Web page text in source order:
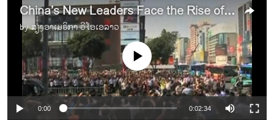
China’s New Leaders Face the Rise of the Individual
byສຽງອາເມຣິກາ ວີໂອເອລາວ
No media source currently available
0:00 0:02:34